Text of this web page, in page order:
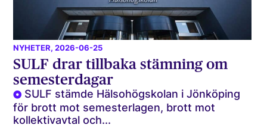
NYHETER, 2026-06-25
SULF drar tillbaka stämning om
semesterdagar
SULF stämde Hälsohögskolan i Jönköping
för brott mot semesterlagen, brott mot
kollektivavtal och...